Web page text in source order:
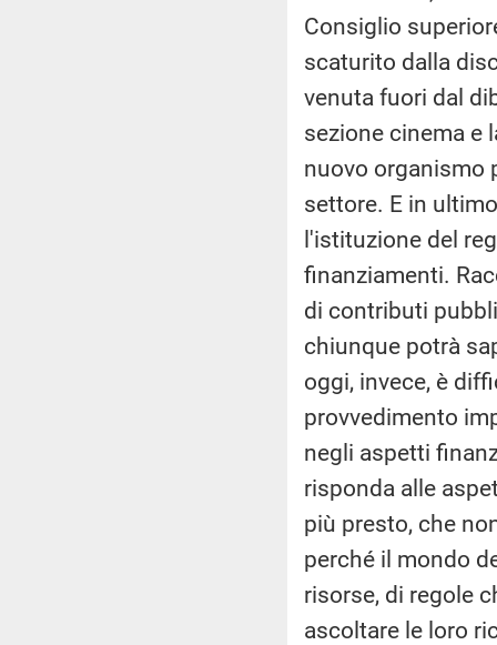
Consiglio
scaturito dalla
venuta fuori dal
sezione cinema e
nuovo organismo
settore. E in
l'istituzione del
finanziamenti.
di contributi
chiunque potrà
oggi, invece, è
provvedimento
negli aspetti
risponda alle
più presto, che
perché il mondo
risorse, di regole
ascoltare le loro